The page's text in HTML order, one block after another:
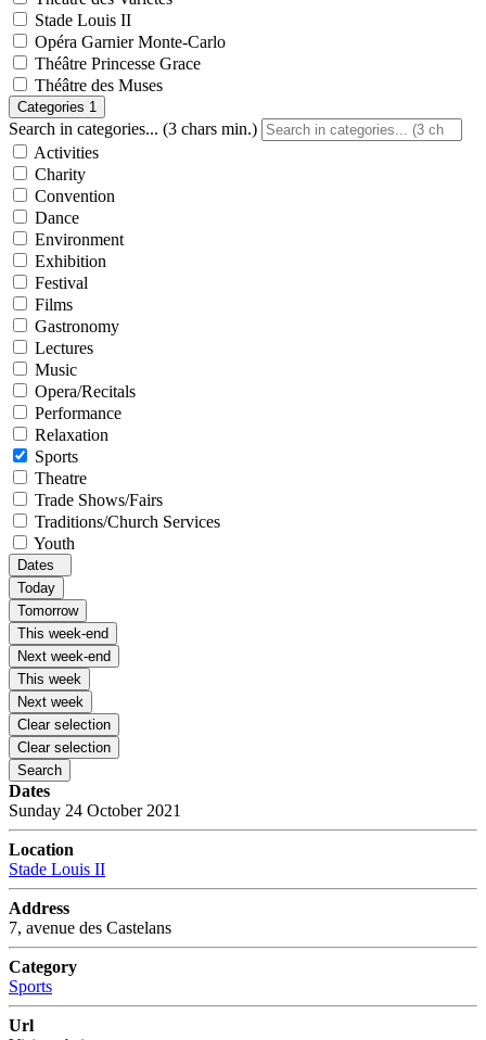
Stade Louis II
Opéra Garnier Monte-Carlo
Théâtre Princesse Grace
Théâtre des Muses
Categories 1
Search in categories... (3 chars min.)
Activities
Charity
Convention
Dance
Environment
Exhibition
Festival
Films
Gastronomy
Lectures
Music
Opera/Recitals
Performance
Relaxation
Sports
Theatre
Trade Shows/Fairs
Traditions/Church Services
Youth
Dates
Today
Tomorrow
This week-end
Next week-end
This week
Next week
Clear selection
Clear selection
Search
Dates
Sunday 24 October 2021
Location
Stade Louis II
Address
7, avenue des Castelans
Category
Sports
Url